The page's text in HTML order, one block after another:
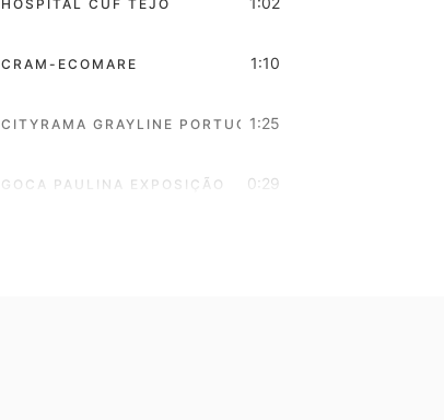
HOSPITAL CUF TEJO
CRAM-ECOMARE 1:10
CITYRAMA GRAYLINE PORTUGAL
1:25
GOCA PAULINA EXPOSIÇÃO 0:29